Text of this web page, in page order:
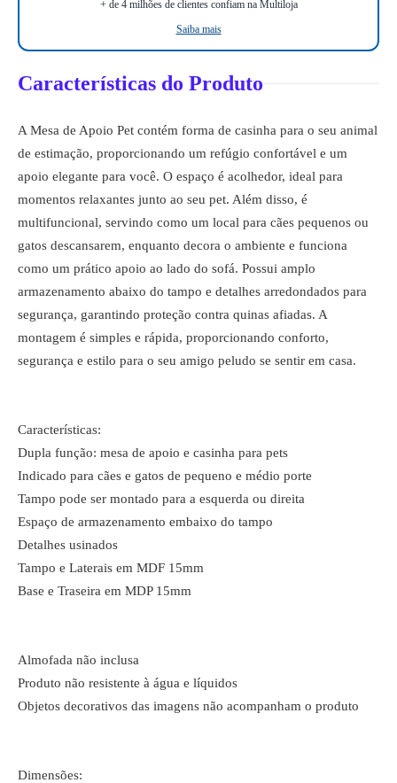
+ de 4 milhões de clientes confiam na Multiloja
Saiba mais
Características do Produto
A Mesa de Apoio Pet contém forma de casinha para o seu animal
de estimação, proporcionando um refúgio confortável e um
apoio elegante para você. O espaço é acolhedor, ideal para
momentos relaxantes junto ao seu pet. Além disso, é
multifuncional, servindo como um local para cães pequenos ou
gatos descansarem, enquanto decora o ambiente e funciona
como um prático apoio ao lado do sofá. Possui amplo
armazenamento abaixo do tampo e detalhes arredondados para
segurança, garantindo proteção contra quinas afiadas. A
montagem é simples e rápida, proporcionando conforto,
segurança e estilo para o seu amigo peludo se sentir em casa.
Características:
Dupla função: mesa de apoio e casinha para pets
Indicado para cães e gatos de pequeno e médio porte
Tampo pode ser montado para a esquerda ou direita
Espaço de armazenamento embaixo do tampo
Detalhes usinados
Tampo e Laterais em MDF 15mm
Base e Traseira em MDP 15mm
Almofada não inclusa
Produto não resistente à água e líquidos
Objetos decorativos das imagens não acompanham o produto
Dimensões: